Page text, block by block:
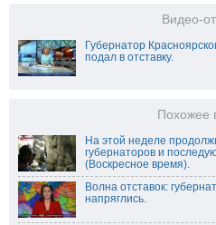
Видео-
Губернатор
подал в отставку.
Похожее
На этой неделе
губернаторов и
(Воскресное время).
Волна отставок:
напряглись.